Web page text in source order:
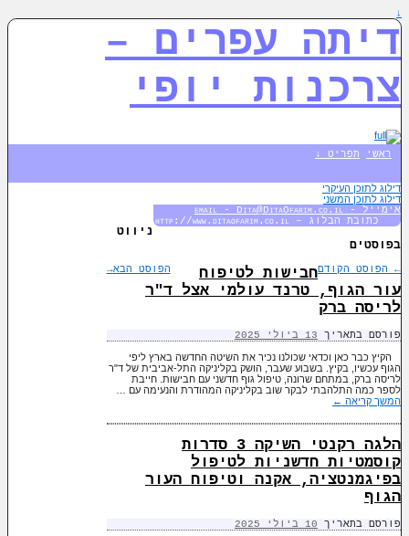
↓
דיתה עפרים –
צרכנות יופי
ראשי תפריט ↓
דילוג לתוכן העיקרי
דילוג לתוכן המשני
אימייל - email - Dita@DitaOfarim.co.il
כתובת הבלוג – http://www.ditaofarim.co.il
ניווט
בפוסטים
← הפוסט הקודם הפוסט הבא→
חבישות לטיפוח
עור הגוף, טרנד עולמי אצל ד"ר
לריסה ברק
פורסם בתאריך 13 ביולי 2025
הקיץ כבר כאן וכדאי שכולנו נכיר את השיטה החדשה בארץ ליפי
הגוף עכשיו, בקיץ. בשבוע שעבר, הושק בקליניקה התל-אביבית של ד"ר
לריסה ברק, במתחם שרונה, טיפול גוף חדשני עם חבישות. חייבת
לספר כמה התלהבתי לבקר שוב בקליניקה המהודרת והנעימה עם …
המשך קריאה ←
הלגה רקנטי השיקה 3 סדרות
קוסמטיות חדשניות לטיפול
בפיגמנטציה, אקנה וטיפוח העור
הגוף
פורסם בתאריך 10 ביולי 2025